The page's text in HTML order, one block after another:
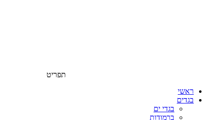
תפריט
ראשי
בגדים
בגדי ים
ברמודות